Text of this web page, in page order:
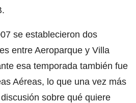
se establecieron dos
entre Aeroparque y Villa
esa temporada también fue
Aéreas, lo que una vez más
sobre qué quiere